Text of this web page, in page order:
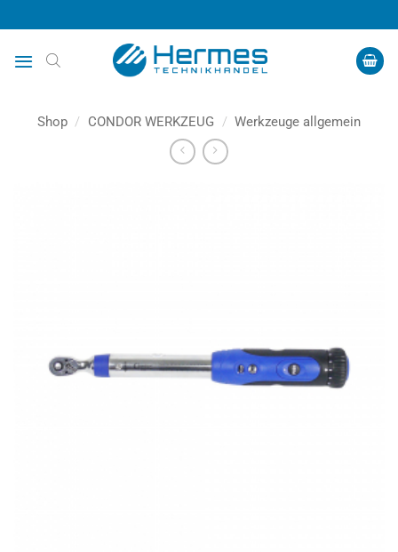
Inhalt
springen
Shop / CONDOR WERKZEUG / Werkzeuge allgemein